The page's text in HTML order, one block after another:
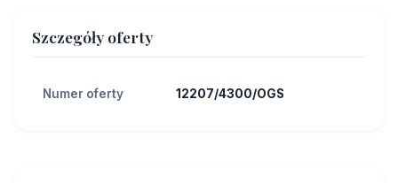
Szczegóły oferty
Numer oferty 12207/4300/OGS